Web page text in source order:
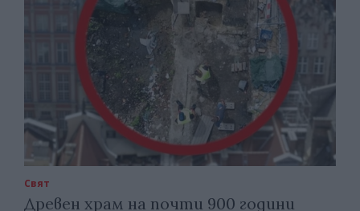
Свят
Древен храм на почти 900 години